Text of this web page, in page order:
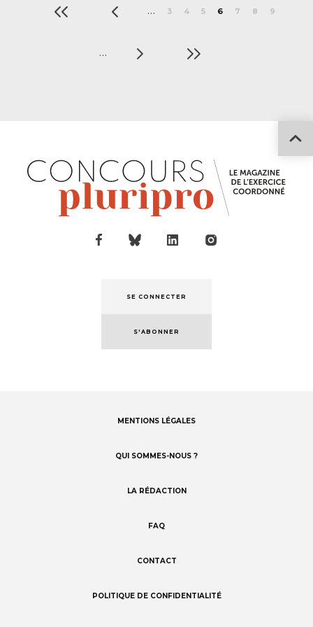
… 3 4 5 6 7 8 9
…
SE CONNECTER
S'ABONNER
MENTIONS LÉGALES
QUI SOMMES-NOUS ?
LA RÉDACTION
FAQ
CONTACT
POLITIQUE DE CONFIDENTIALITÉ